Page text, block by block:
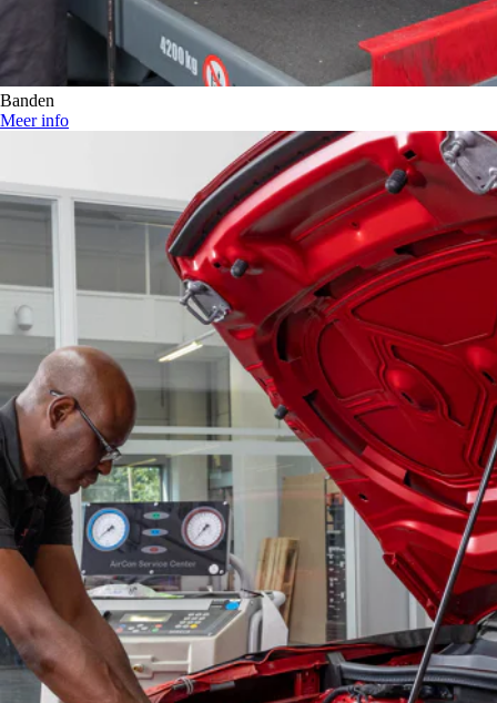
Banden
Meer info